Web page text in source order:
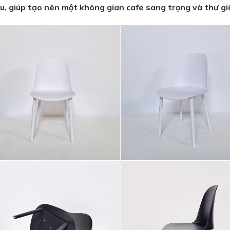
giúp tạo nên một không gian cafe sang trọng và thư